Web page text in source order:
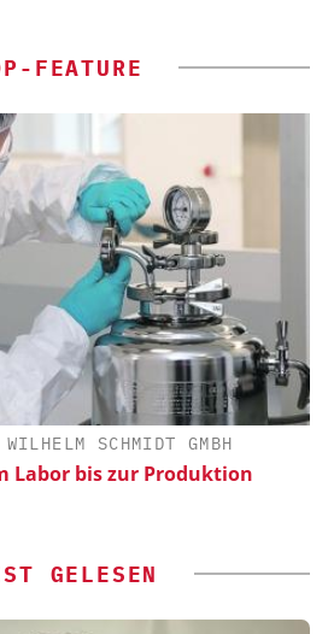
FEATURE
SCHMIDT GMBH
Labor bis zur Produktion
GELESEN